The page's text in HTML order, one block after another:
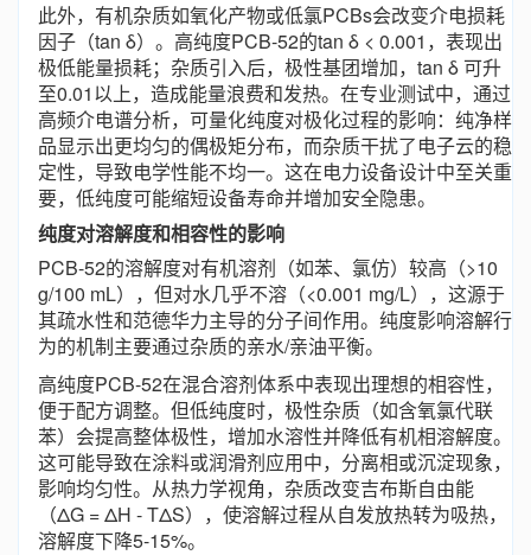
此外，有机杂质如氧化产物或低氯PCBs会改变介电损耗
因子（tan δ）。高纯度PCB-52的tan δ < 0.001，表现出
极低能量损耗；杂质引入后，极性基团增加，tan δ 可升
至0.01以上，造成能量浪费和发热。在专业测试中，通过
高频介电谱分析，可量化纯度对极化过程的影响：纯净样
品显示出更均匀的偶极矩分布，而杂质干扰了电子云的稳
定性，导致电学性能不均一。这在电力设备设计中至关重
要，低纯度可能缩短设备寿命并增加安全隐患。
纯度对溶解度和相容性的影响
PCB-52的溶解度对有机溶剂（如苯、氯仿）较高（>10
g/100 mL），但对水几乎不溶（<0.001 mg/L），这源于
其疏水性和范德华力主导的分子间作用。纯度影响溶解行
为的机制主要通过杂质的亲水/亲油平衡。
高纯度PCB-52在混合溶剂体系中表现出理想的相容性，
便于配方调整。但低纯度时，极性杂质（如含氧氯代联
苯）会提高整体极性，增加水溶性并降低有机相溶解度。
这可能导致在涂料或润滑剂应用中，分离相或沉淀现象，
影响均匀性。从热力学视角，杂质改变吉布斯自由能
（ΔG = ΔH - TΔS），使溶解过程从自发放热转为吸热，
溶解度下降5-15%。